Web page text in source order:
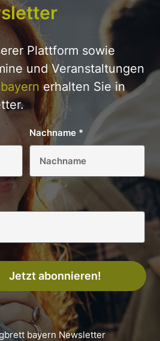
Plattform sowie
und Veranstaltungen
erhalten Sie in
Nachname *
Jetzt abonnieren!
bayern Newsletter